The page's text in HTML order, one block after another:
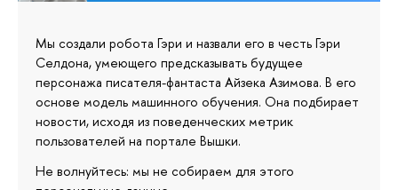
Мы создали робота Гэри и назвали его в честь Гэри
Селдона, умеющего предсказывать будущее
персонажа писателя-фантаста Айзека Азимова. В его
основе модель машинного обучения. Она подбирает
новости, исходя из поведенческих метрик
пользователей на портале Вышки.
Не волнуйтесь: мы не собираем для этого